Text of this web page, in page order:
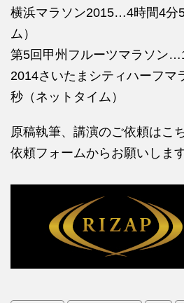
横浜マラソン2015…4時間4分
ム）
第5回甲州フルーツマラソン
2014さいたまシティハーフ
秒（ネットタイム）
原稿執筆、講演のご依頼はこ
依頼フォームからお願いします